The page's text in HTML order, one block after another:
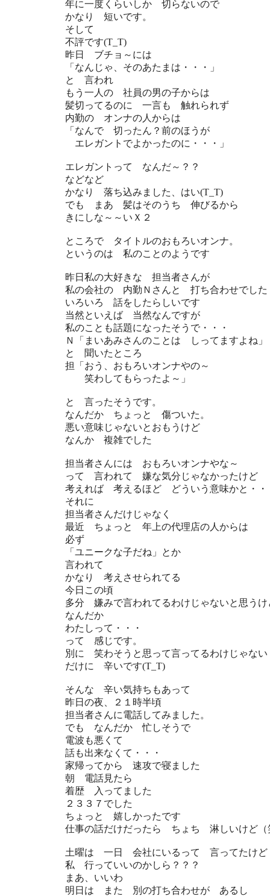
年に一度くらいしか 切らないので
かなり 短いです。
そして
不評です(T_T)
昨日 ブチョ～には
「なんじゃ、そのあたまは・・・」
と 言われ
もう一人の 社員の男の子からは
髪切ってるのに 一言も 触れられず
内勤の オンナの人からは
「なんで 切ったん？前のほうが
エレガントでよかったのに・・・」
エレガントって なんだ～？？
などなど
かなり 落ち込みました、はい(T_T)
でも まあ 髪はそのうち 伸びるから
きにしな～～いＸ２
ところで タイトルのおもろいオンナ。
というのは 私のことのようです
昨日私の大好きな 担当者さんが
私の会社の 内勤Ｎさんと 打ち合わせでした
いろいろ 話をしたらしいです
当然といえば 当然なんですが
私のことも話題になったそうで・・・
Ｎ「まいあみさんのことは しってますよね」
と 聞いたところ
担「おう、おもろいオンナやの～
笑わしてもらったよ～」
と 言ったそうです。
なんだか ちょっと 傷ついた。
悪い意味じゃないとおもうけど
なんか 複雑でした
担当者さんには おもろいオンナやな～
って 言われて 嫌な気分じゃなかったけど
考えれば 考えるほど どういう意味かと・・
それに
担当者さんだけじゃなく
最近 ちょっと 年上の代理店の人からは
必ず
「ユニークな子だね」とか
言われて
かなり 考えさせられてる
今日この頃
多分 嫌みで言われてるわけじゃないと思うけ
なんだか
わたしって・・・
って 感じです。
別に 笑わそうと思って言ってるわけじゃない
だけに 辛いです(T_T)
そんな 辛い気持ちもあって
昨日の夜、２１時半頃
担当者さんに電話してみました。
でも なんだか 忙しそうで
電波も悪くて
話も出来なくて・・・
家帰ってから 速攻で寝ました
朝 電話見たら
着歴 入ってました
２３３７でした
ちょっと 嬉しかったです
仕事の話だけだったら ちょち 淋しいけど（
土曜は 一日 会社にいるって 言ってたけど
私 行っていいのかしら？？？
まあ、いいわ
明日は また 別の打ち合わせが あるし